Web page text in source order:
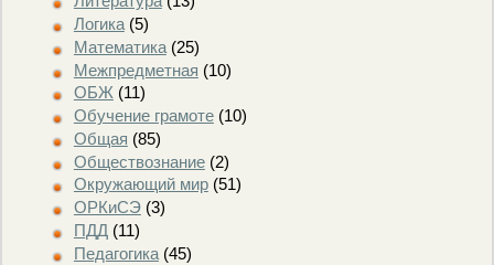
Логика(5)
Математика(25)
Межпредметная (10)
ОБЖ (11)
Обучение грамоте(10)
Общая (85)
Обществознание(2)
Окружающий мир(51)
ОРКиСЭ(3)
ПДД (11)
Педагогика(45)